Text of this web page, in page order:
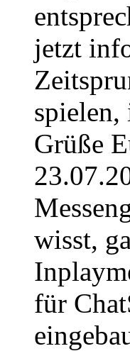
jetzt
spielen,
Grüße
wisst,
für